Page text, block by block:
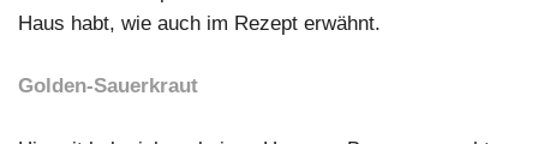
Haus habt, wie auch im Rezept erwähnt.
Golden-Sauerkraut